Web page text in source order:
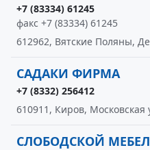
+7 (83334) 61245
факс +7 (83334) 61245
612962, Вятские Поляны,
САДАКИ ФИРМА
+7 (8332) 256412
610911, Киров, Московская
СЛОБОДСКОЙ